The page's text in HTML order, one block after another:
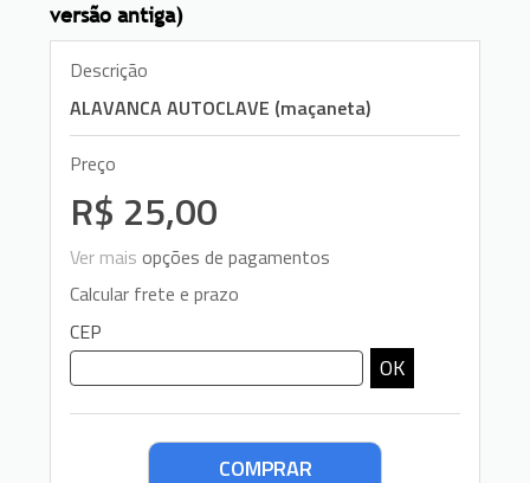
versão antiga)
Descrição
ALAVANCA AUTOCLAVE (maçaneta)
Preço
R$ 25,00
Ver mais opções de pagamentos
Calcular frete e prazo
CEP
OK